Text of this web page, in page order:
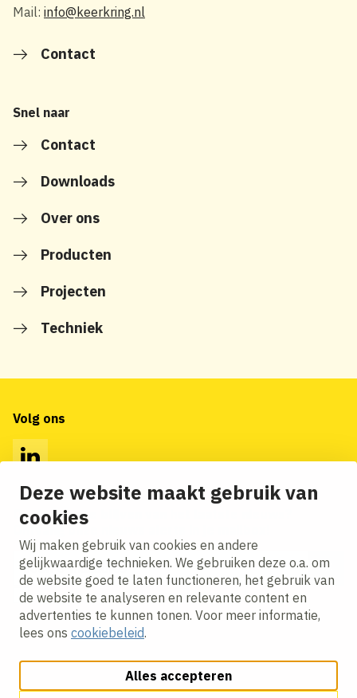
Deze website maakt gebruik van
cookies
Wij maken gebruik van cookies en andere
gelijkwaardige technieken. We gebruiken deze o.a. om
de website goed te laten functioneren, het gebruik van
de website te analyseren en relevante content en
advertenties te kunnen tonen. Voor meer informatie,
lees ons cookiebeleid.
Alles accepteren
Mail:info@keerkring.nl
Contact
Snel naar
Contact
Downloads
Over ons
Producten
Projecten
Techniek
Volg ons
Op de hoogte blijven van het laatste nieuws?
Ontvang onze nieuws alerts in je mailbox!
E-mailadres
Ik ga akkoord met hetprivacy statement.